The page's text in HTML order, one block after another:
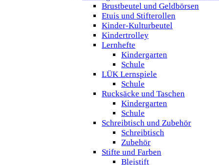
Brustbeutel und Geldbörsen
Etuis und Stifterollen
Kinder-Kulturbeutel
Kindertrolley
Lernhefte
Kindergarten
Schule
LÜK Lernspiele
Schule
Rucksäcke und Taschen
Kindergarten
Schule
Schreibtisch und Zubehör
Schreibtisch
Zubehör
Stifte und Farben
Bleistift